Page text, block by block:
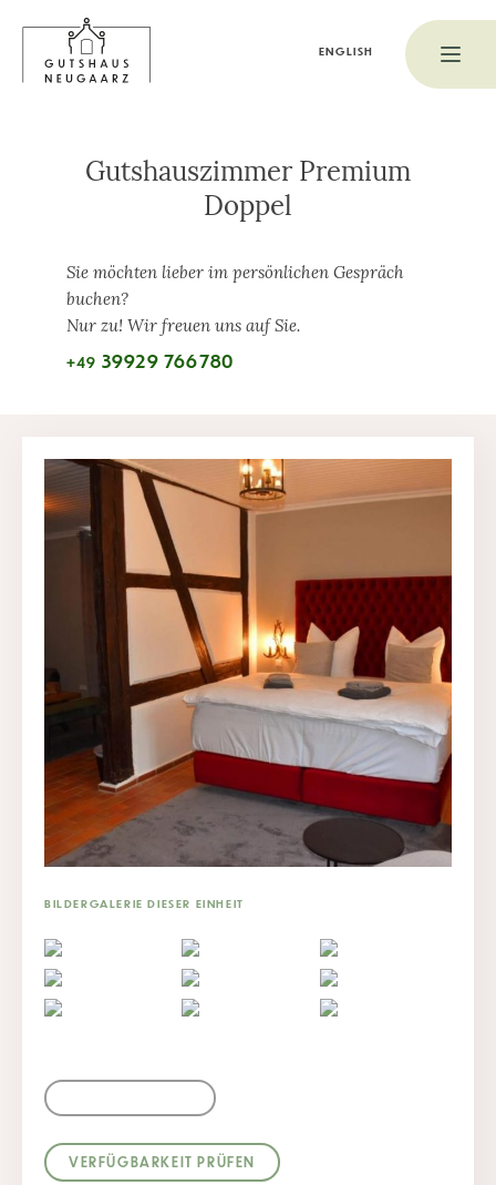
ENGLISH
Sie möchten lieber im persönlichen Gespräch
buchen?
Nur zu! Wir freuen uns auf Sie.
+49 39929 766780
Gutshauszimmer Premium
Doppel
BILDERGALERIE DIESER EINHEIT